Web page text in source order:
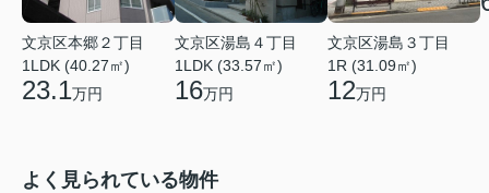
文京区本郷２丁目
1LDK (40.27㎡)
23.1万円
文京区湯島４丁目
1LDK (33.57㎡)
16万円
文京区湯島３丁目
1R (31.09㎡)
12万円
よく見られている物件